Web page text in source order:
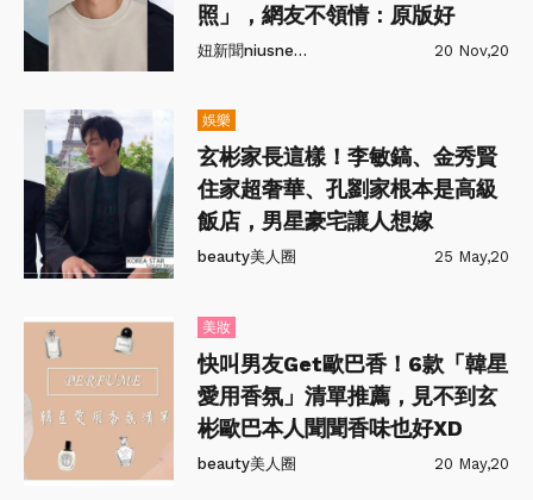
照」，網友不領情：原版好
妞新聞niusnews 20 Nov,20
娛樂
玄彬家長這樣！李敏鎬、金秀賢
住家超奢華、孔劉家根本是高級
飯店，男星豪宅讓人想嫁
beauty美人圈 25 May,20
美妝
快叫男友Get歐巴香！6款「韓星
愛用香氛」清單推薦，見不到玄
彬歐巴本人聞聞香味也好XD
beauty美人圈 20 May,20